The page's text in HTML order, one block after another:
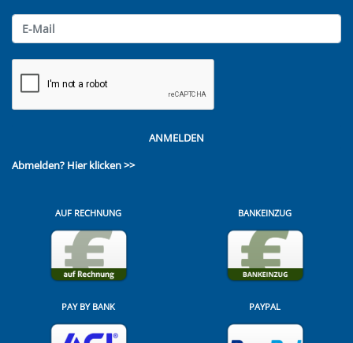
ANMELDEN
Abmelden? Hier klicken >>
AUF RECHNUNG BANKEINZUG
PAY BY BANK PAYPAL